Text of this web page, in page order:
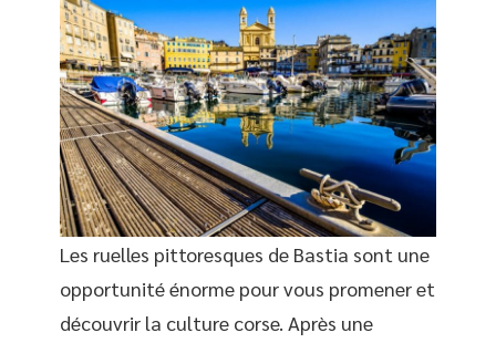
Les ruelles pittoresques de Bastia sont une
opportunité énorme pour vous promener et
découvrir la culture corse. Après une